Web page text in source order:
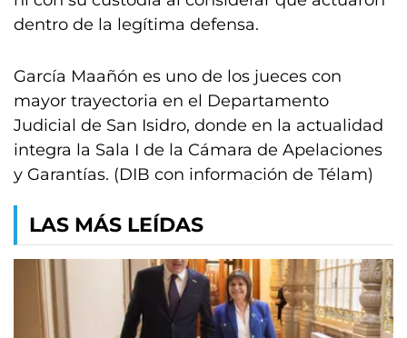
dentro de la legítima defensa.
García Maañón es uno de los jueces con
mayor trayectoria en el Departamento
Judicial de San Isidro, donde en la actualidad
integra la Sala I de la Cámara de Apelaciones
y Garantías. (DIB con información de Télam)
LAS MÁS LEÍDAS